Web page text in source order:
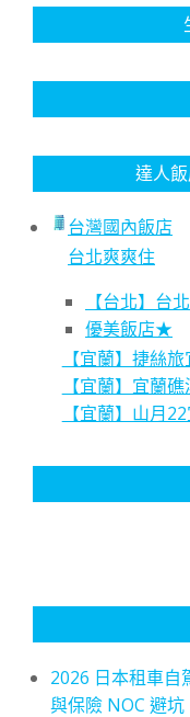
達人
台灣國內飯店
台北爽爽住
【台北】台
優美飯店★
【宜蘭】捷絲
【宜蘭】宜蘭
【宜蘭】山月
2026 日本租車
與保險 NOC 避坑